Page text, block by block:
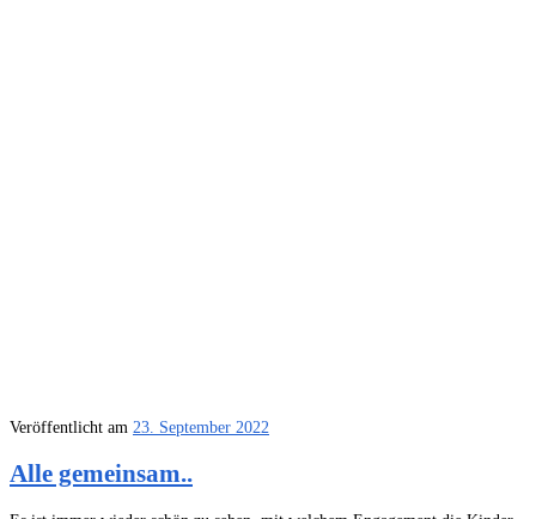
Veröffentlicht am 23. September 2022
Alle gemeinsam..